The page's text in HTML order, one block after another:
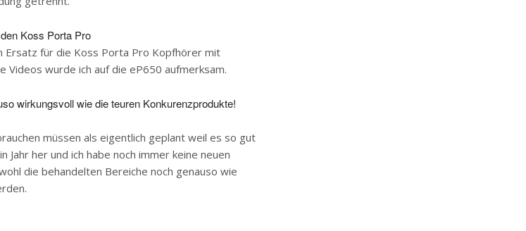
Koss Porta Pro
Ersatz für die Koss Porta Pro Kopfhörer mit
Videos wurde ich auf die eP650 aufmerksam.
wirkungsvoll wie die teuren Konkurenzprodukte!
müssen als eigentlich geplant weil es so gut
her und ich habe noch immer keine neuen
die behandelten Bereiche noch genauso wie